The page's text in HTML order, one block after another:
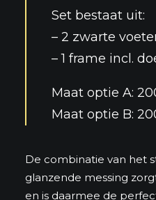
Set bestaat uit:
– 2 zwarte
– 1 frame incl.
Maat optie A:
Maat optie B:
De combinatie van het
glanzende messing
en is daarmee de